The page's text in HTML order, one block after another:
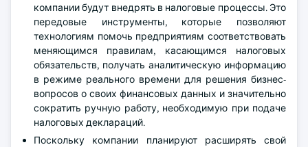
компании будут внедрять в налоговые процессы. Это
передовые инструменты, которые позволяют
технологиям помочь предприятиям соответствовать
меняющимся правилам, касающимся налоговых
обязательств, получать аналитическую информацию
в режиме реального времени для решения бизнес-
вопросов о своих финансовых данных и значительно
сократить ручную работу, необходимую при подаче
налоговых деклараций.
Поскольку компании планируют расширять свой